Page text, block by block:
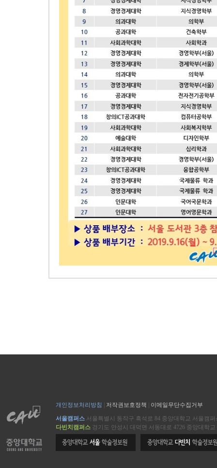
개인정보처리방침 저작권보호정책
이메일무단수집거부
서울캠퍼스 서울특별시 동작구 흑석로 84 중앙대학교 서울캠
다빈치캠퍼스 경기도 안성시 대덕면 서동대로 4726 중앙대학